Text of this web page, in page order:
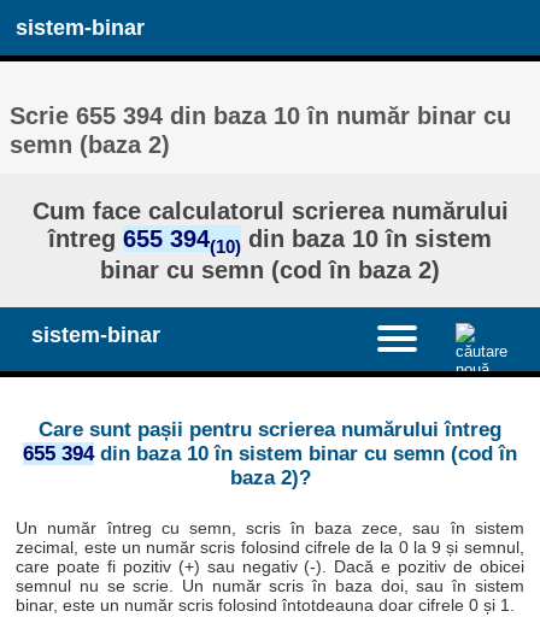
sistem-binar
Scrie 655 394 din baza 10 în număr binar cu
semn (baza 2)
Cum face calculatorul scrierea numărului
întreg 655 394(10) din baza 10 în sistem
binar cu semn (cod în baza 2)
sistem-binar
Care sunt pașii pentru scrierea numărului întreg
655 394din baza 10 în sistem binar cu semn (cod în
baza 2)?
Un număr întreg cu semn, scris în baza zece, sau în sistem
zecimal, este un număr scris folosind cifrele de la 0 la 9 și semnul,
care poate fi pozitiv (+) sau negativ (-). Dacă e pozitiv de obicei
semnul nu se scrie. Un număr scris în baza doi, sau în sistem
binar, este un număr scris folosind întotdeauna doar cifrele 0 și 1.